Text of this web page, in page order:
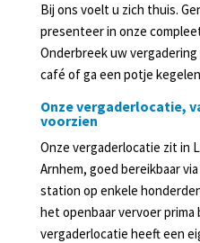
Bij ons voelt u zich thuis.
presenteer in onze
Onderbreek uw
café of ga een potje
Onze vergaderlocatie,
voorzien
Onze vergaderlocatie zit in
Arnhem, goed bereikbaar
station op enkele
het openbaar vervoer prima
vergaderlocatie heeft een